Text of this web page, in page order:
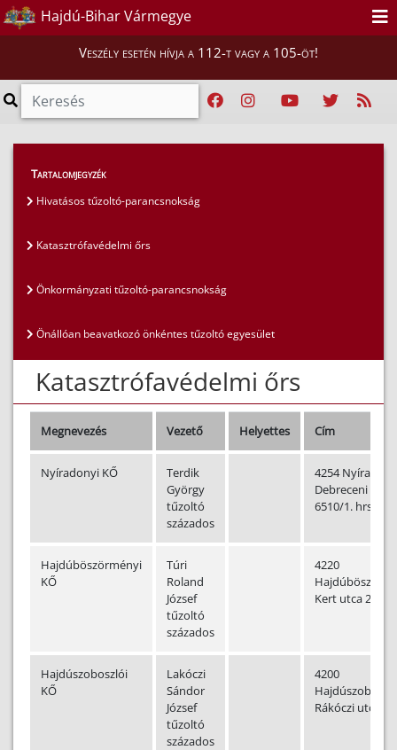
Hajdú-Bihar Vármegye
Veszély esetén hívja a 112-t vagy a 105-öt!
Magunkról
Katasztrófavédelmi őrs
Tartalomjegyzék
Hivatásos tűzoltó-parancsnokság
Katasztrófavédelmi őrs
Önkormányzati tűzoltó-parancsnokság
Önállóan beavatkozó önkéntes tűzoltó egyesület
Katasztrófavédelmi őrs
Megnevezés Vezető Helyettes Cím
Nyíradonyi KŐ
Terdik
György
tűzoltó
százados
4254 Nyíradony
Debreceni utca
6510/1. hrsz.
Hajdúböszörményi
KŐ
Túri
Roland
József
tűzoltó
százados
4220
Kert utca 24.
Hajdúszoboszlói
KŐ
Lakóczi
Sándor
József
tűzoltó
százados
4200
Rákóczi utca 7.